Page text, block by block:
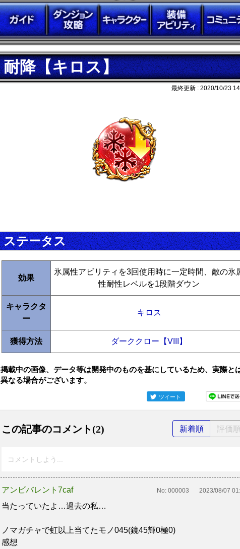
耐降【キロス】
最終更新 : 2020/10/23
ステータス
効果
氷属性アビリティを3回使用時に一定時間、敵の氷
性耐性レベルを1段階ダウン
キャラクタ
ー
キロス
獲得方法 ダーククロー【VIII】
掲載中の画像、データ等は開発中のものを基にしているため、実際と
異なる場合がございます。
ツイート
この記事のコメント(2) 新着順 評価
コメントしよう...
アンビバレント7caf No: 000003 2023/08/07
当たっていたよ…過去の私…
ノマガチャで虹以上当てたモノ045(鏡45輝0極0)
感想